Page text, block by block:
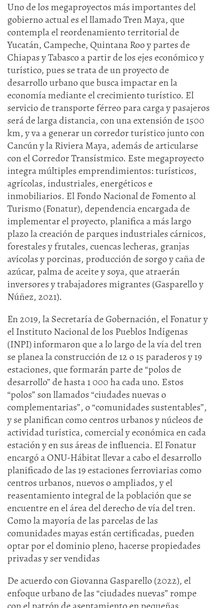
Uno de los megaproyectos más importantes del
gobierno actual es el llamado Tren Maya, que
contempla el reordenamiento territorial de
Yucatán, Campeche, Quintana Roo y partes de
Chiapas y Tabasco a partir de los ejes económico y
turístico, pues se trata de un proyecto de
desarrollo urbano que busca impactar en la
economía mediante el crecimiento turístico. El
servicio de transporte férreo para carga y pasajeros
será de larga distancia, con una extensión de 1500
km, y va a generar un corredor turístico junto con
Cancún y la Riviera Maya, además de articularse
con el Corredor Transístmico. Este megaproyecto
integra múltiples emprendimientos: turísticos,
agrícolas, industriales, energéticos e
inmobiliarios. El Fondo Nacional de Fomento al
Turismo (Fonatur), dependencia encargada de
implementar el proyecto, planifica a más largo
plazo la creación de parques industriales cárnicos,
forestales y frutales, cuencas lecheras, granjas
avícolas y porcinas, producción de sorgo y caña de
azúcar, palma de aceite y soya, que atraerán
inversores y trabajadores migrantes (Gasparello y
Núñez, 2021).
En 2019, la Secretaría de Gobernación, el Fonatur y
el Instituto Nacional de los Pueblos Indígenas
(INPI) informaron que a lo largo de la vía del tren
se planea la construcción de 12 o 15 paraderos y 19
estaciones, que formarán parte de “polos de
desarrollo” de hasta 1 000 ha cada uno. Estos
“polos” son llamados “ciudades nuevas o
complementarias”, o “comunidades sustentables”,
y se planifican como centros urbanos y núcleos de
actividad turística, comercial y económica en cada
estación y en sus áreas de influencia. El Fonatur
encargó a ONU-Hábitat llevar a cabo el desarrollo
planificado de las 19 estaciones ferroviarias como
centros urbanos, nuevos o ampliados, y el
reasentamiento integral de la población que se
encuentre en el área del derecho de vía del tren.
Como la mayoría de las parcelas de las
comunidades mayas están certificadas, pueden
optar por el dominio pleno, hacerse propiedades
privadas y ser vendidas
De acuerdo con Giovanna Gasparello (2022), el
enfoque urbano de las “ciudades nuevas” rompe